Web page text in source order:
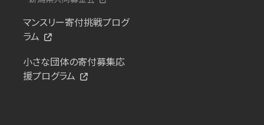
マンスリー寄付挑戦プログ
ラム
小さな団体の寄付募集応
援プログラム